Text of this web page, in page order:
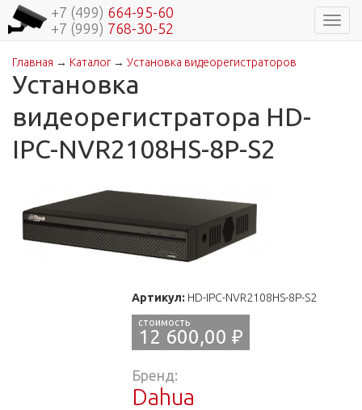
+7 (499) 664-95-60
+7 (999) 768-30-52
Вы здесь
Главная → Каталог→ Установка видеорегистраторов
Установка
видеорегистратора HD-
IPC-NVR2108HS-8P-S2
Артикул: HD-IPC-NVR2108HS-8P-S2
12 600,00 ₽
Бренд:
Dahua